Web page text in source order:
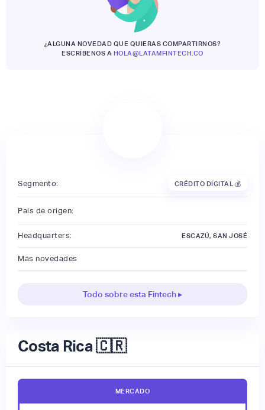
¿ALGUNA NOVEDAD QUE QUIERAS COMPARTIRNOS?
ESCRÍBENOS A HOLA@LATAMFINTECH.CO
Segmento: CRÉDITO DIGITAL 💰
País de origen:
Headquarters: ESCAZÚ, SAN JOSÉ
Más novedades
Todo sobre esta Fintech ▸
Costa Rica 🇨🇷
MERCADO